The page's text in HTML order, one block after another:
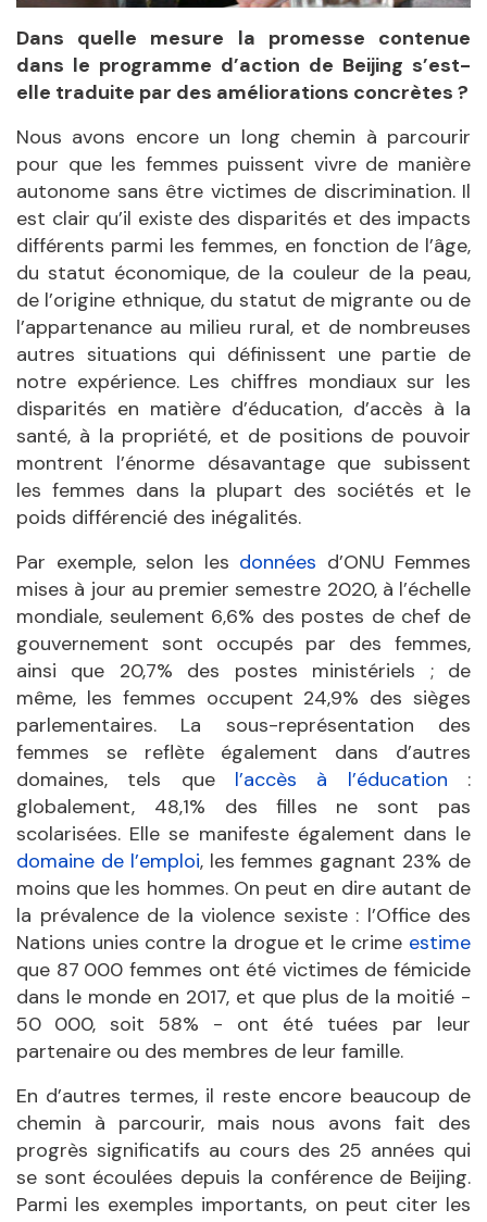
Dans quelle mesure la promesse contenue
dans le programme d’action de Beijing s’est-
elle traduite par des améliorations concrètes ?
Nous avons encore un long chemin à parcourir
pour que les femmes puissent vivre de manière
autonome sans être victimes de discrimination. Il
est clair qu’il existe des disparités et des impacts
différents parmi les femmes, en fonction de l’âge,
du statut économique, de la couleur de la peau,
de l’origine ethnique, du statut de migrante ou de
l’appartenance au milieu rural, et de nombreuses
autres situations qui définissent une partie de
notre expérience. Les chiffres mondiaux sur les
disparités en matière d’éducation, d’accès à la
santé, à la propriété, et de positions de pouvoir
montrent l’énorme désavantage que subissent
les femmes dans la plupart des sociétés et le
poids différencié des inégalités.
Par exemple, selon les données d’ONU Femmes
mises à jour au premier semestre 2020, à l’échelle
mondiale, seulement 6,6% des postes de chef de
gouvernement sont occupés par des femmes,
ainsi que 20,7% des postes ministériels ; de
même, les femmes occupent 24,9% des sièges
parlementaires. La sous-représentation des
femmes se reflète également dans d’autres
domaines, tels que l’accès à l’éducation :
globalement, 48,1% des filles ne sont pas
scolarisées. Elle se manifeste également dans le
domaine de l’emploi, les femmes gagnant 23% de
moins que les hommes. On peut en dire autant de
la prévalence de la violence sexiste : l’Office des
Nations unies contre la drogue et le crime estime
que 87 000 femmes ont été victimes de fémicide
dans le monde en 2017, et que plus de la moitié -
50 000, soit 58% - ont été tuées par leur
partenaire ou des membres de leur famille.
En d’autres termes, il reste encore beaucoup de
chemin à parcourir, mais nous avons fait des
progrès significatifs au cours des 25 années qui
se sont écoulées depuis la conférence de Beijing.
Parmi les exemples importants, on peut citer les